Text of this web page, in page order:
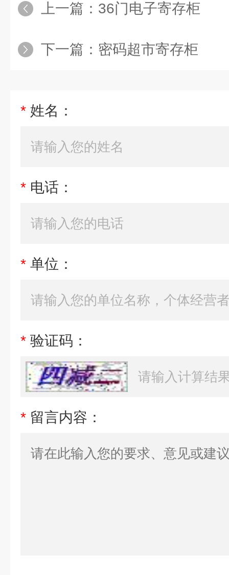
上一篇： 36门电子寄存柜
下一篇： 密码超市寄存柜
* 姓名：
* 电话：
* 单位：
* 验证码：
* 留言内容：